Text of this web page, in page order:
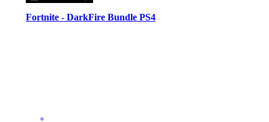
Fortnite - DarkFire Bundle PS4